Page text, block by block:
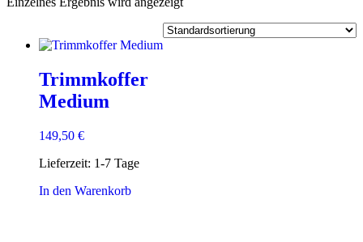
Trimmkoffer
Medium
149,50 €
Lieferzeit: 1-7 Tage
In den Warenkorb